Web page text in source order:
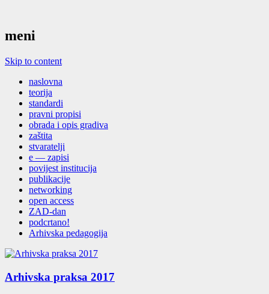
meni
Skip to content
naslovna
teorija
standardi
pravni propisi
obrada i opis gradiva
zaštita
stvaratelji
e — zapisi
povijest institucija
publikacije
networking
open access
ZAD-dan
podcrtano!
Arhivska pedagogija
Arhivska praksa 2017